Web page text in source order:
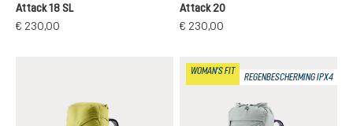
Attack 18 SL
€ 230,00
Attack 20
€ 230,00
WOMAN'S FIT
REGENBESCHERMING IPX4